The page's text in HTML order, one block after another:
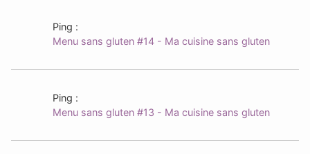
Ping :
Menu sans gluten #14 - Ma cuisine sans gluten
Ping :
Menu sans gluten #13 - Ma cuisine sans gluten